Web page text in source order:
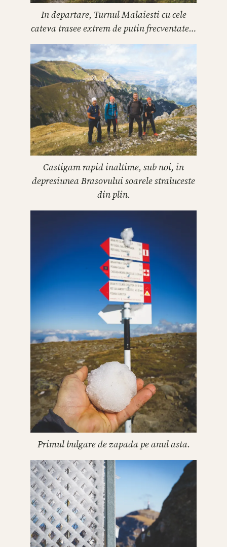
In departare, Turnul Malaiesti cu cele
cateva trasee extrem de putin frecventate…
Castigam rapid inaltime, sub noi, in
depresiunea Brasovului soarele straluceste
din plin.
Primul bulgare de zapada pe anul asta.